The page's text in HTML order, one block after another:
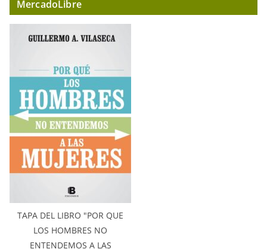
MercadoLibre
TAPA DEL LIBRO "POR QUE
LOS HOMBRES NO
ENTENDEMOS A LAS